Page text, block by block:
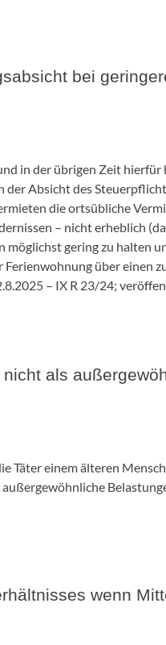
bei
in der übrigen Zeit
Absicht des
die ortsübliche
– nicht erheblich
gering zu halten
über einen
– IX R 23/24;
als
Täter einem älteren
wenn